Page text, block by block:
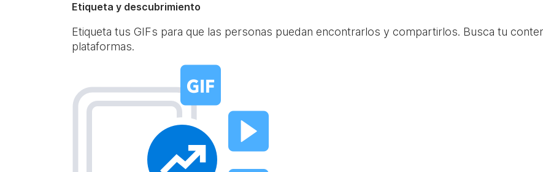
Etiqueta y descubrimiento
Etiqueta tus GIFs para que las personas puedan encontrarlos y compartirlos. Busca tu
plataformas.